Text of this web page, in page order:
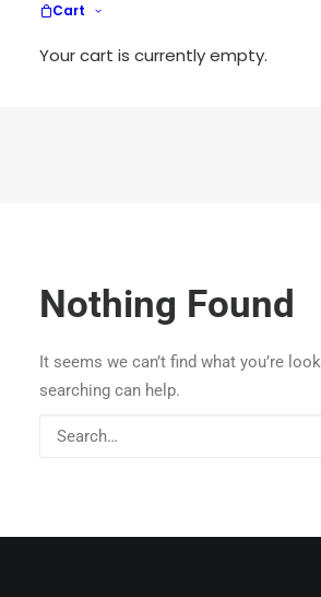
Cart
Your cart is currently empty.
Nothing Found
It seems we can’t find what you’re
searching can help.